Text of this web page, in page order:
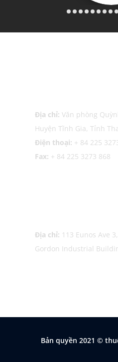
Địa chỉ: Văn phòng
Huyện Tĩnh Gia, Tỉnh
Điện thoại: + 84 225
Fax: + 84 225 3273 868
Địa chỉ: 113 Eunos Ave
Gordon Industrial
Bản quyền 2021©